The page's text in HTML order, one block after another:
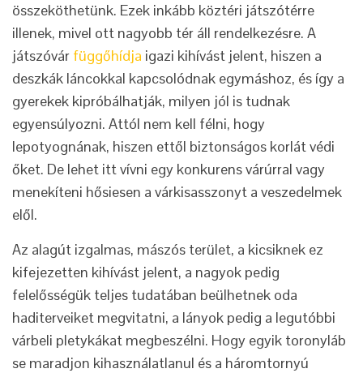
összeköthetünk. Ezek inkább köztéri játszótérre
illenek, mivel ott nagyobb tér áll rendelkezésre. A
játszóvár függőhídja igazi kihívást jelent, hiszen a
deszkák láncokkal kapcsolódnak egymáshoz, és így a
gyerekek kipróbálhatják, milyen jól is tudnak
egyensúlyozni. Attól nem kell félni, hogy
lepotyognának, hiszen ettől biztonságos korlát védi
őket. De lehet itt vívni egy konkurens várúrral vagy
menekíteni hősiesen a várkisasszonyt a veszedelmek
elől.
Az alagút izgalmas, mászós terület, a kicsiknek ez
kifejezetten kihívást jelent, a nagyok pedig
felelősségük teljes tudatában beülhetnek oda
haditerveiket megvitatni, a lányok pedig a legutóbbi
várbeli pletykákat megbeszélni. Hogy egyik toronyláb
se maradjon kihasználatlanul és a háromtornyú